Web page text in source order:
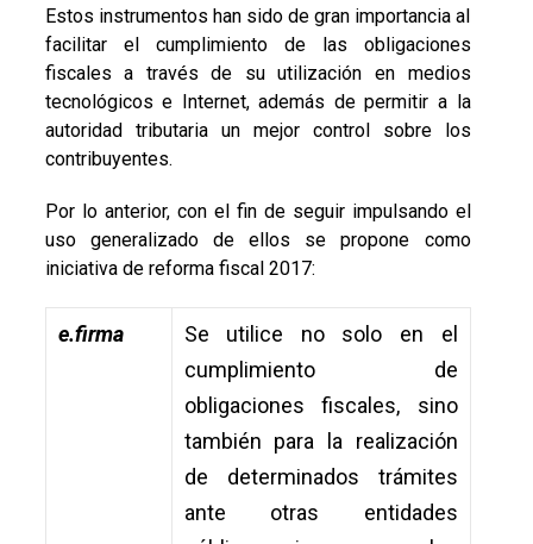
Estos instrumentos han sido de gran importancia al
facilitar el cumplimiento de las obligaciones
fiscales a través de su utilización en medios
tecnológicos e Internet, además de permitir a la
autoridad tributaria un mejor control sobre los
contribuyentes.
Por lo anterior, con el fin de seguir impulsando el
uso generalizado de ellos se propone como
iniciativa de reforma fiscal 2017:
e.firma
Se utilice no solo en el
cumplimiento de
obligaciones fiscales, sino
también para la realización
de determinados trámites
ante otras entidades